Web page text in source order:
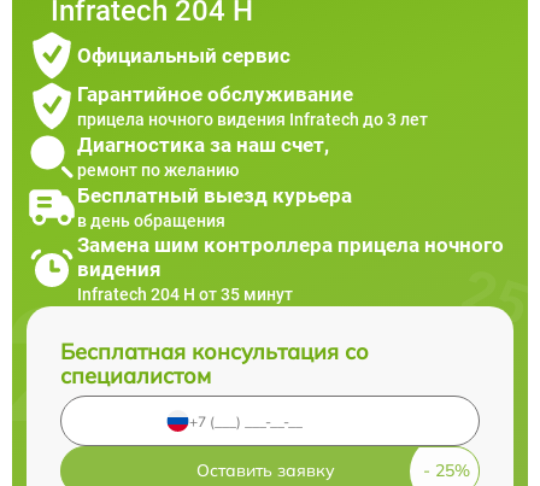
Infratech 204 Н
Официальный сервис
Гарантийное обслуживание
прицела ночного видения Infratech до 3 лет
Диагностика за наш счет,
ремонт по желанию
Бесплатный выезд курьера
в день обращения
Замена шим контроллера прицела ночного
видения
Infratech 204 Н от 35 минут
Бесплатная консультация со
специалистом
Оставить заявку